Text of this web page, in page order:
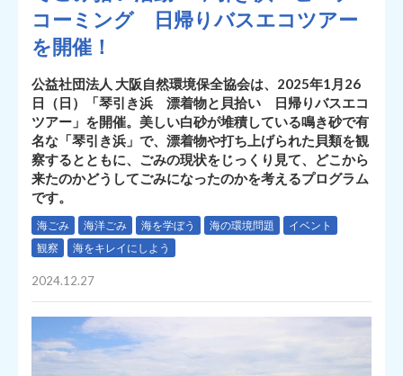
コーミング 日帰りバスエコツアー
を開催！
公益社団法人 大阪自然環境保全協会は、2025年1月26
日（日）「琴引き浜 漂着物と貝拾い 日帰りバスエコ
ツアー」を開催。美しい白砂が堆積している鳴き砂で有
名な「琴引き浜」で、漂着物や打ち上げられた貝類を観
察するとともに、ごみの現状をじっくり見て、どこから
来たのかどうしてごみになったのかを考えるプログラム
です。
海ごみ 海洋ごみ 海を学ぼう 海の環境問題
イベント
観察
海をキレイにしよう
2024.12.27